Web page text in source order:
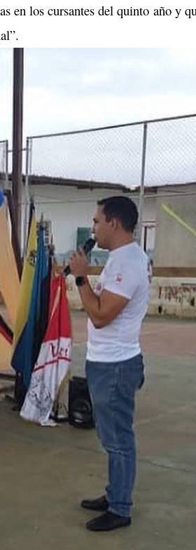
en los cursantes del quinto año y